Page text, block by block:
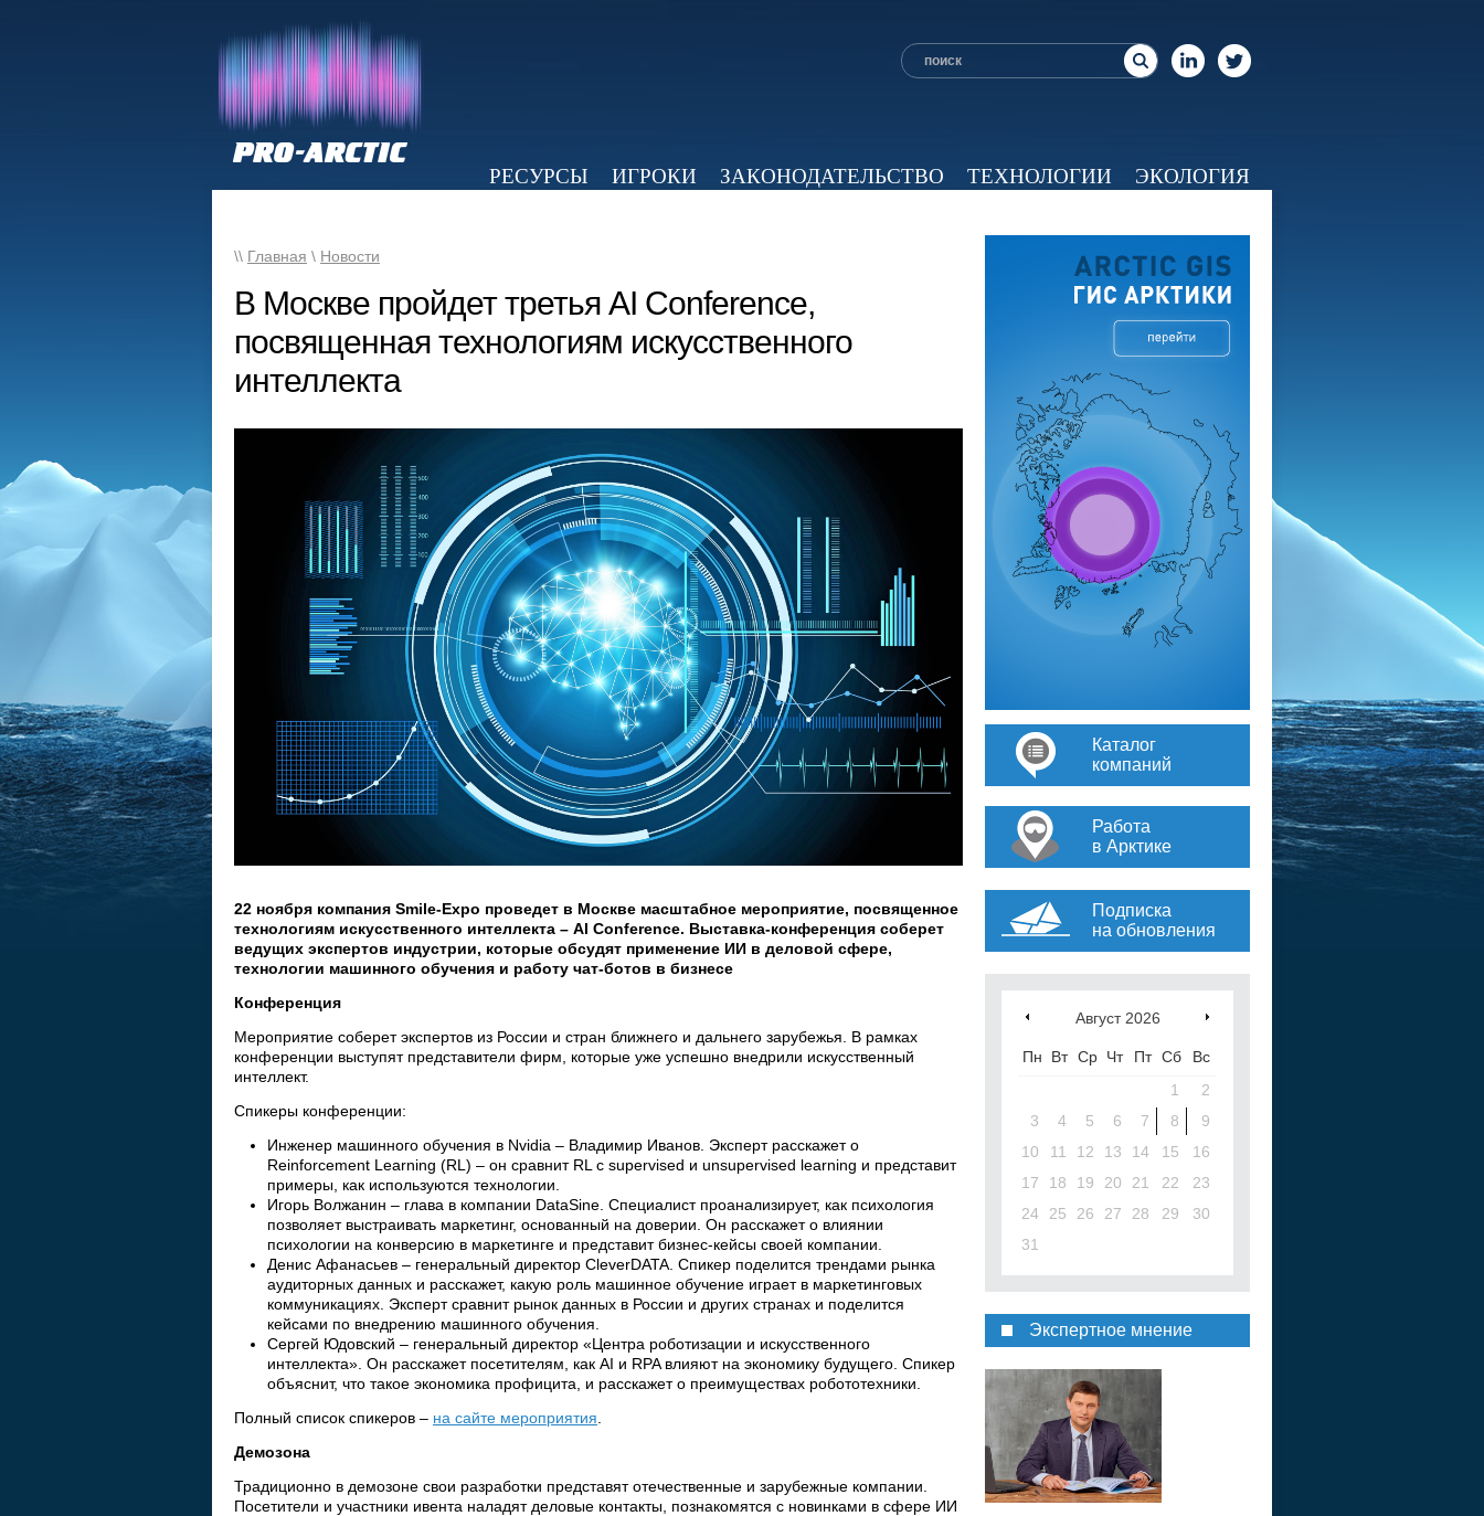
РЕСУРСЫ ИГРОКИ ЗАКОНОДАТЕЛЬСТВО ТЕХНОЛОГИИ
ЭКОЛОГИЯ
\\ Главная \ Новости
В Москве пройдет третья AI Conference,
посвященная технологиям искусственного
интеллекта
22 ноября компания Smile-Expo проведет в Москве масштабное мероприятие, посвященное
технологиям искусственного интеллекта – AI Conference. Выставка-конференция соберет
ведущих экспертов индустрии, которые обсудят применение ИИ в деловой сфере,
технологии машинного обучения и работу чат-ботов в бизнесе
Конференция
Мероприятие соберет экспертов из России и стран ближнего и дальнего зарубежья. В рамках
конференции выступят представители фирм, которые уже успешно внедрили искусственный
интеллект.
Спикеры конференции:
Инженер машинного обучения в Nvidia – Владимир Иванов. Эксперт расскажет о
Reinforcement Learning (RL) – он сравнит RL с supervised и unsupervised learning и представит
примеры, как используются технологии.
Игорь Волжанин – глава в компании DataSine. Специалист проанализирует, как психология
позволяет выстраивать маркетинг, основанный на доверии. Он расскажет о влиянии
психологии на конверсию в маркетинге и представит бизнес-кейсы своей компании.
Денис Афанасьев – генеральный директор CleverDATA. Спикер поделится трендами рынка
аудиторных данных и расскажет, какую роль машинное обучение играет в маркетинговых
коммуникациях. Эксперт сравнит рынок данных в России и других странах и поделится
кейсами по внедрению машинного обучения.
Сергей Юдовский – генеральный директор «Центра роботизации и искусственного
интеллекта». Он расскажет посетителям, как AI и RPA влияют на экономику будущего. Спикер
объяснит, что такое экономика профицита, и расскажет о преимуществах робототехники.
Полный список спикеров – на сайте мероприятия
Демозона
Традиционно в демозоне свои разработки представят отечественные и зарубежные компании.
Посетители и участники ивента наладят деловые контакты, познакомятся с новинками в сфере ИИ
Каталог
компаний
Работа
в Арктике
Подписка
на обновления
Август 2026
Пн Вт Ср Чт Пт Сб
Вс
1
2
3
4 5 6 7 8
9
10
11 12 13 14 15
16
17
18 19 20 21 22
23
24
25 26 27 28 29
30
31
Экспертное мнение